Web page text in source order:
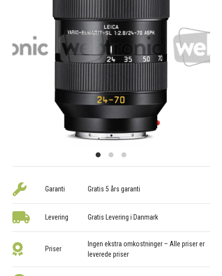
Garanti Gratis 5 års garanti
Levering Gratis Levering i Danmark
Priser
Ingen ekstra omkostninger – Alle priser er
leverede priser